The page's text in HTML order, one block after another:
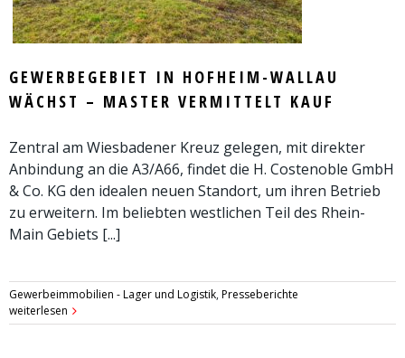
GEWERBEGEBIET IN HOFHEIM-WALLAU
WÄCHST – MASTER VERMITTELT KAUF
Zentral am Wiesbadener Kreuz gelegen, mit direkter
Anbindung an die A3/A66, findet die H. Costenoble GmbH
& Co. KG den idealen neuen Standort, um ihren Betrieb
zu erweitern. Im beliebten westlichen Teil des Rhein-
Main Gebiets [...]
Gewerbeimmobilien - Lager und Logistik,Presseberichte
weiterlesen